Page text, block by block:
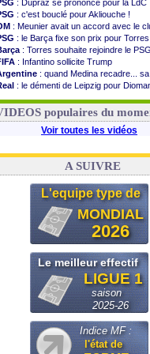
: Dupraz se prononce pour la LdC
: c'est bouclé pour Akliouche !
: Meunier avait un accord avec le
: le Barça fixe son prix pour Torres
: Torres souhaite rejoindre le
: Infantino sollicite Trump
: quand Medina recadre...
: le démenti de Leipzig pour
: le conseiller d'Infantino
populaires du
Voir toutes les vidéos
A SUIVRE
L'equipe type de
MONDIAL
2026
Le meilleur effectif
LIGUE 1
saison
2025-26
Indice MF :
l'état de